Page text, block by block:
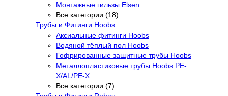
Монтажные гильзы Elsen
Все категории (18)
Трубы и Фитинги Hoobs
Аксиальные фитинги Hoobs
Водяной тёплый пол Hoobs
Гофрированные защитные трубы Hoobs
Металлопластиковые трубы Hoobs PE-
X/AL/PE-X
Все категории (7)